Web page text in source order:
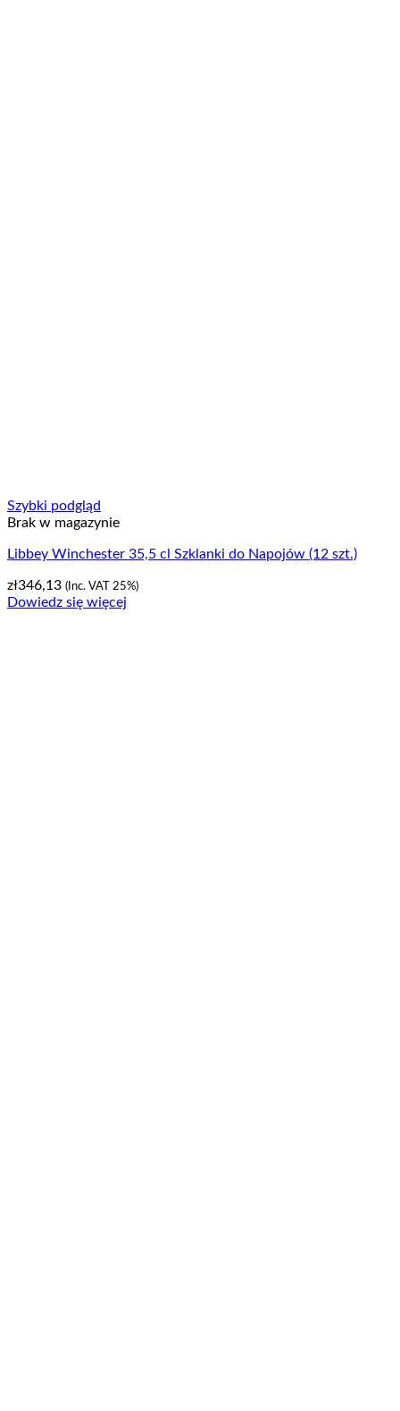
Szybki podgląd
Brak w magazynie
Libbey Winchester 35,5 cl Szklanki do Napojów (12 szt.)
zł346,13 (Inc. VAT 25%)
Dowiedz się więcej